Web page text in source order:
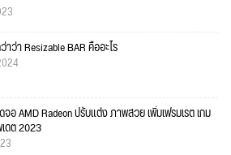
ว่า Resizable BAR คืออะไร
อ AMD Radeon ปรับแต่ง ภาพสวย เพิ่มเฟรมเรต เกม
ดต 2023